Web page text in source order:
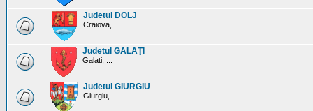
Judetul DOLJ
Craiova, ...
Judetul GALAŢI
Galati, ...
Judetul GIURGIU
Giurgiu, ...